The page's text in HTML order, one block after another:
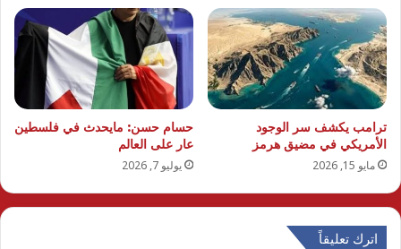
ترامب يكشف سر الوجود
الأمريكي في مضيق هرمز
مايو 15, 2026
حسام حسن: مايحدث في فلسطين
عار على العالم
يوليو 7, 2026
اترك تعليقاً